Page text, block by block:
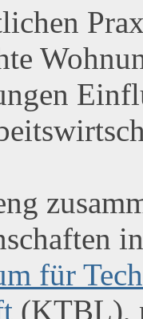
für
(KTBL),